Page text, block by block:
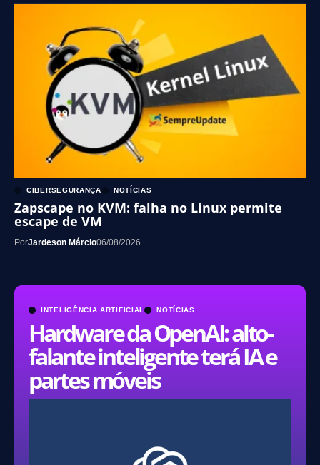
INTELIGÊNCIA ARTIFICIAL NOTÍCIAS
Hardware da OpenAI: alto-
falante inteligente terá IA e
partes móveis
CIBERSEGURANÇA NOTÍCIAS
Zapscape no KVM: falha no Linux permite
escape de VM
PorJardeson Márcio06/08/2026